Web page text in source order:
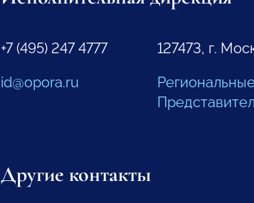
+7 (495) 247 4777
id@opora.ru
127473, г.
Другие контакты